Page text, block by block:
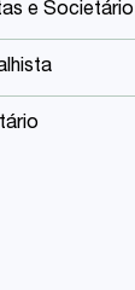
e Societário